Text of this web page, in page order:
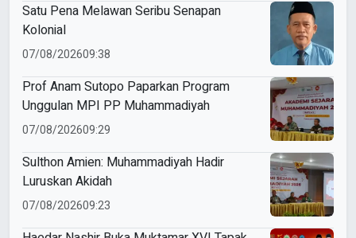
Satu Pena Melawan Seribu Senapan
Kolonial
07/08/202609:38
Prof Anam Sutopo Paparkan Program
Unggulan MPI PP Muhammadiyah
07/08/202609:29
Sulthon Amien: Muhammadiyah Hadir
Luruskan Akidah
07/08/202609:23